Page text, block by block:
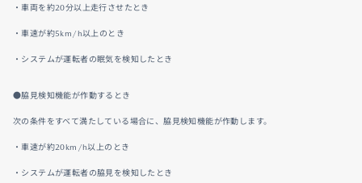
・車両を約20分以上走行させたとき
・車速が約5km/h以上のとき
・システムが運転者の眠気を検知したとき
●脇見検知機能が作動するとき
次の条件をすべて満たしている場合に、脇見検知機能が作動します。
・車速が約20km/h以上のとき
・システムが運転者の脇見を検知したとき